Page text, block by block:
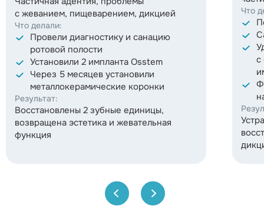
с жеванием, пищеварением, дикцией
Что делали:
Провели диагностику и санацию
ротовой полости
Установили 2 импланта Osstem
Через 5 месяцев установили
металлокерамические коронки
Результат:
Восстановлены 2 зубные единицы,
возвращена эстетика и жевательная
функция
Что
с